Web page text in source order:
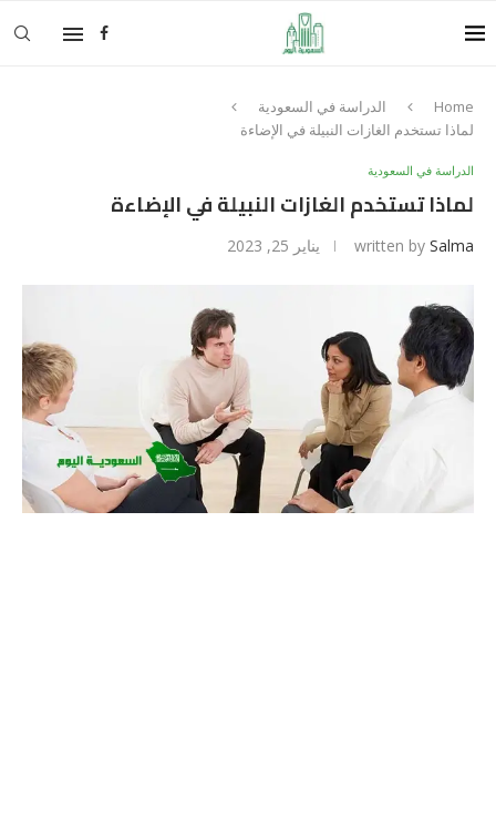
Home
الدراسة في السعودية
لماذا تستخدم الغازات النبيلة في الإضاءة
الدراسة في السعودية
لماذا تستخدم الغازات النبيلة في الإضاءة
written by Salma يناير 25, 2023